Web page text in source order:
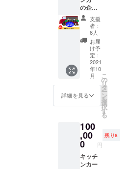
ただき
ます。
※有効期
限は
2021年
10月〜
2022年
9月末ま
でで
す。 ※
会場ま
での交
す。 ※
会場は
こちら
になり
ます。
村岡
はお渡
し商品
になり
ます。
説明、
調理等
が必要
であれ
ばメー
ルにて
お伺い
いたし
着5名様
になっ
ていま
す。 ※
日程・
場所等
の企業
スポン
サーに
なれる
権利で
す。
キッチ
ンカー
のうし
ろにお
名前を
掲載さ
せてい
ただき
あなた
の企業
のお名
前をPR
できま
す。 10
支援
者：
6人
お届
け予
定：
2021
年10
月
詳細を見る
こ
の
リ
タ
ー
ン
を
選
択
す
る
100
,00
0 円
残り8
キッチ
ンカー